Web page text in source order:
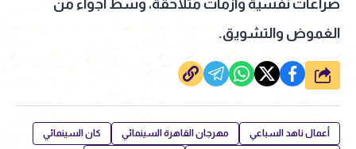
صراعات نفسية وأزمات متلاحقة، وسط أجواء من
الغموض والتشويق.
شارك
أعمال ناهد السباعي مهرجان القاهرة السينمائي كان السينمائي